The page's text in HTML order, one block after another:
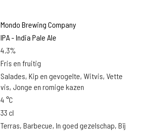
Mondo Brewing Company
IPA - India Pale Ale
4.3%
Fris en fruitig
Salades, Kip en gevogelte, Witvis, Vette
vis, Jonge en romige kazen
4 °C
33 cl
Terras, Barbecue, In goed gezelschap, Bij